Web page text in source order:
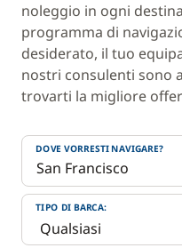
noleggio in ogni
programma di
desiderato, il tuo
nostri consulenti sono
trovarti la migliore
DOVE VORRESTI NAVIGARE?
TIPO DI BARCA: